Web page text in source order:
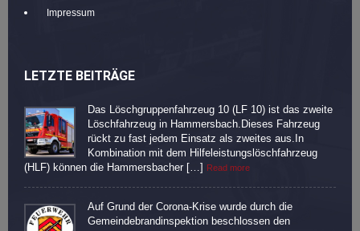
Impressum
LETZTE BEITRÄGE
Das Löschgruppenfahrzeug 10 (LF 10) ist das zweite
Löschfahrzeug in Hammersbach.Dieses Fahrzeug
rückt zu fast jedem Einsatz als zweites aus.In
Kombination mit dem Hilfeleistungslöschfahrzeug
(HLF) können die Hammersbacher […] Read more
Auf Grund der Corona-Krise wurde durch die
Gemeindebrandinspektion beschlossen den